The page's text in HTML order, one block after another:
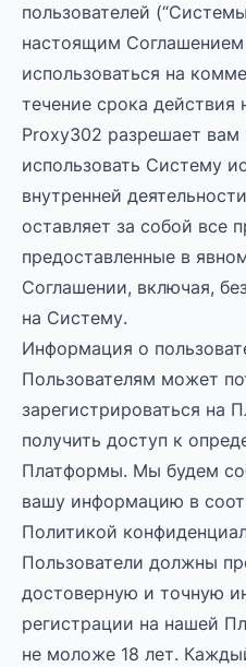
пользователей
настоящим
использоваться на
течение срока действия
Proxy302 разрешает вам
использовать Систему
внутренней
оставляет за собой все
предоставленные в
Соглашении, включая,
на Систему.
Информация о
Пользователям может
зарегистрироваться на
получить доступ к
Платформы. Мы будем
вашу информацию в
Политикой
Пользователи должны
достоверную и точную
регистрации на нашей
не моложе 18 лет.